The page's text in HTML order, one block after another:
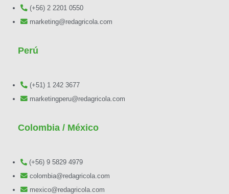
(+56) 2 2201 0550
marketing@redagricola.com
Perú
(+51) 1 242 3677
marketingperu@redagricola.com
Colombia / México
(+56) 9 5829 4979
colombia@redagricola.com
mexico@redagricola.com